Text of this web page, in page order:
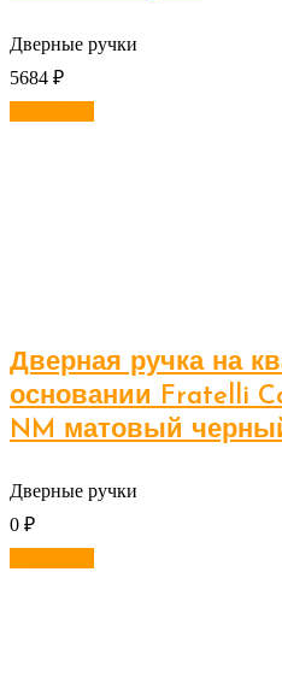
Дверные ручки
5684 ₽
Дверная ручка на
основании Fratelli
NM матовый
Дверные ручки
0 ₽